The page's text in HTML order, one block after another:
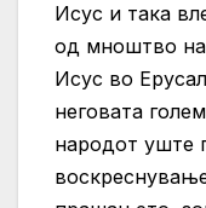
Исус и така
од мноштво
Исус во
неговата
народот уште